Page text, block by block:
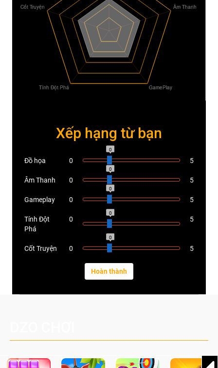
Xếp hạng từ bạn
Đồ họa 0
0
5
Âm Thanh 0
0
5
Gameplay 0
0
5
Tính Đột
Phá
0
0
5
Cốt Truyện 0
0
5